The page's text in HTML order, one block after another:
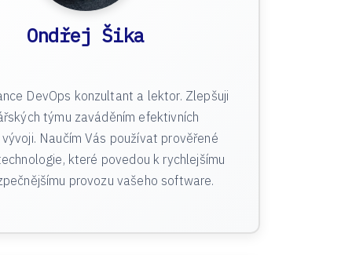
Ondřej Šika
DevOps konzultant a lektor. Zlepšuji
týmu zaváděním efektivních
Naučím Vás používat prověřené
které povedou k rychlejšímu
provozu vašeho software.